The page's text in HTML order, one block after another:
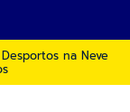
na Neve